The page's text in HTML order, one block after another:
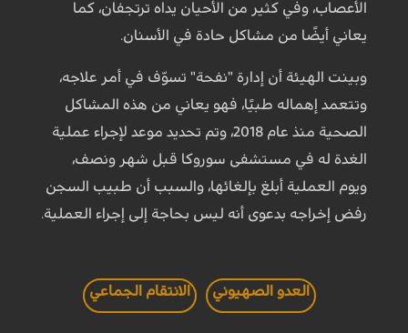
الأعصاب، وفي كثير من الأحيان يداه ترتجفان، كما
يعاني أيضًا من مشاكل حادة في الأسنان.
وبينت الهيئة أن إدارة "نفحة" تسوّف في أمر علاجه،
وتتعمد إهماله طبيًا، فهو يعاني من هذه المشاكل
الصحية منذ عام 2018، وتم تحديد موعد لإجراء عملية
الغدة له في مستشفى سوروكا قبل شهر ونصف،
ويوم العملية أبلغ بإلغائها، والسبب أن طبيب السجن
رفض إخراجه بدعوى أنه ليس بحاجة إلى إجراء العملية.
العدو الصهيوني الانتقام الجماعي